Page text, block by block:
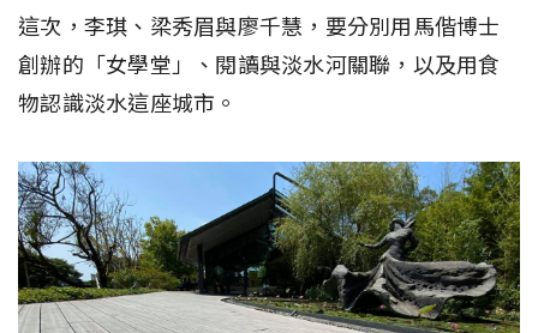
這次，李琪、梁秀眉與廖千慧，要分別用馬偕博士
創辦的「女學堂」、閱讀與淡水河關聯，以及用食
物認識淡水這座城市。